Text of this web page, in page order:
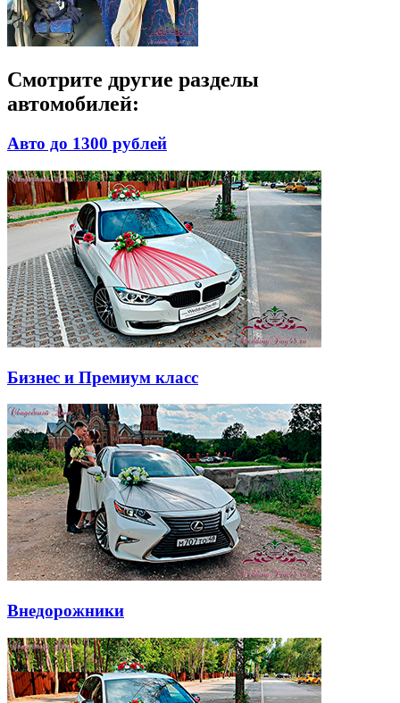
Смотрите другие разделы
автомобилей:
Авто до 1300 рублей
Бизнес и Премиум класс
Внедорожники